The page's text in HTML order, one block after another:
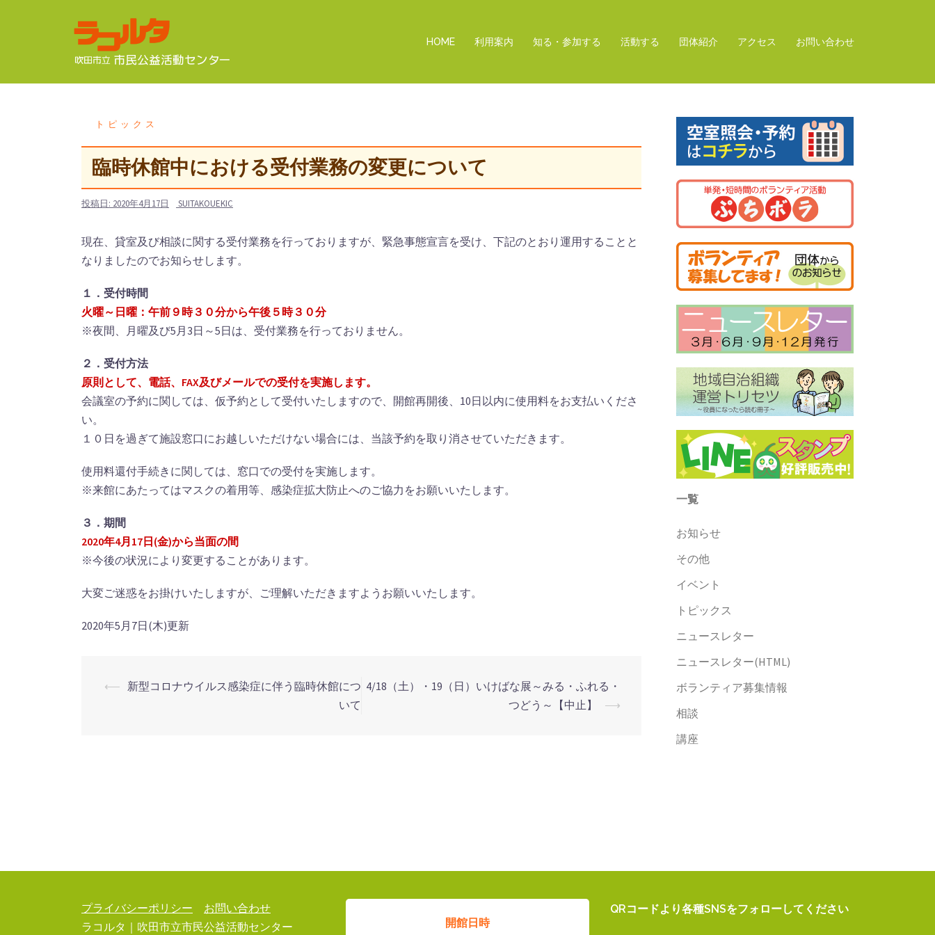
ツ
HOME 利用案内 知る・参加する 活動する 団体紹介 アクセス お問い合わせ
トピックス
臨時休館中における受付業務の変更について
投稿日: 2020年4月17日 SUITAKOUEKIC
現在、貸室及び相談に関する受付業務を行っておりますが、緊急事態宣言を受け、下記のとおり運用することと
なりましたのでお知らせします。
１．受付時間
火曜～日曜：午前９時３０分から午後５時３０分
※夜間、月曜及び5月3日～5日は、受付業務を行っておりません。
２．受付方法
原則として、電話、FAX及びメールでの受付を実施します。
会議室の予約に関しては、仮予約として受付いたしますので、開館再開後、10日以内に使用料をお支払いくださ
い。
１０日を過ぎて施設窓口にお越しいただけない場合には、当該予約を取り消させていただきます。
使用料還付手続きに関しては、窓口での受付を実施します。
※来館にあたってはマスクの着用等、感染症拡大防止へのご協力をお願いいたします。
３．期間
2020年4月17日(金)から当面の間
※今後の状況により変更することがあります。
大変ご迷惑をお掛けいたしますが、ご理解いただきますようお願いいたします。
2020年5月7日(木)更新
⟵ 新型コロナウイルス感染症に伴う臨時休館につ
いて
4/18（土）・19（日）いけばな展～みる・ふれる・
つどう～【中止】
⟶
一覧
お知らせ
その他
イベント
トピックス
ニュースレター
ニュースレター(HTML)
ボランティア募集情報
相談
講座
プライバシーポリシー
お問い合わせ
ラコルタ｜吹田市立市民公益活動センター
開館日時
QRコードより各種SNSをフォローしてください